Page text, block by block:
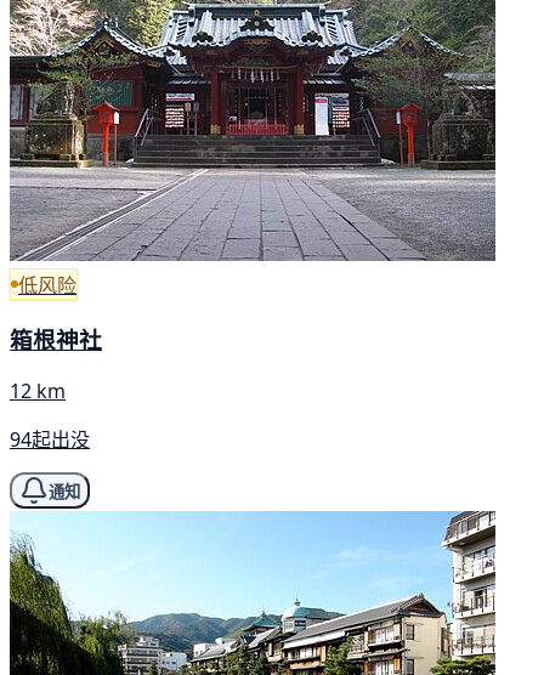
低风险
箱根神社
12 km
94起出没
通知